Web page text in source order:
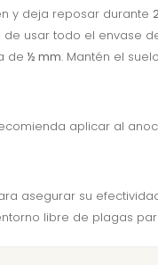
y deja reposar durante
usar todo el envase
de ½ mm. Mantén el
aplicar al
asegurar su
libre de plagas